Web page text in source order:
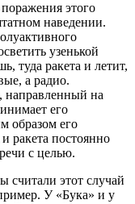
этого
наведении.
узенькой
туда ракета и летит,
а радио.
направленный на
его
образом его
ракета постоянно
с целью.
считали этот случай
У «Бука» и у